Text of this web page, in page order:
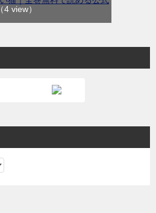
（4 view）